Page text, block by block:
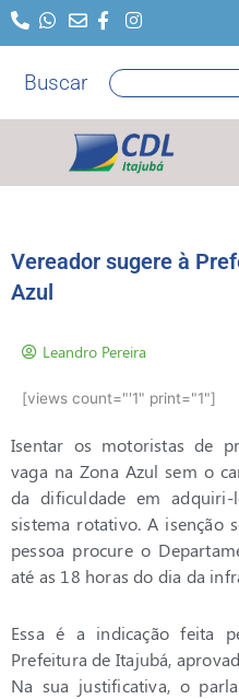
para
conteúdo
Buscar Pesquisar
Vereador sugere à
Azul
Leandro Pereira
[views count="'1" print="1"]
Isentar os motoristas de
vaga na Zona Azul sem o
da dificuldade em
sistema rotativo. A isenção
pessoa procure o
até as 18 horas do dia da
Essa é a indicação feita
Prefeitura de Itajubá,
Na sua justificativa, o